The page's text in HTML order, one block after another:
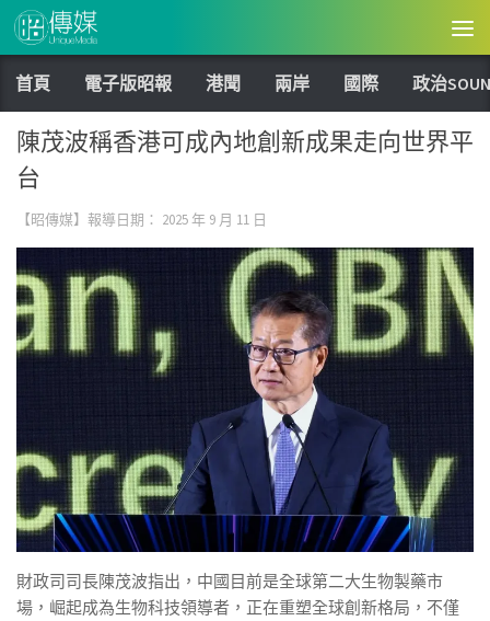
Skip to content
首頁 電子版昭報 港聞 兩岸 國際 政治
陳茂波稱香港可成內地創新成果走向世界平
台
【昭傳媒】報導日期： 2025 年 9 月 11 日
財政司司長陳茂波指出，中國目前是全球第二大生物製藥市
場，崛起成為生物科技領導者，正在重塑全球創新格局，不僅